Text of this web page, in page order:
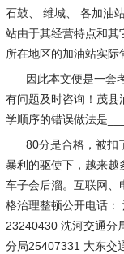
石鼓、 维城、 各加油
站由于其经营特点和其
所在地区的加油站实际
因此本文便是一套
有问题及时咨询！茂县
学顺序的错误做法是
80分是合格，被扣
暴利的驱使下，越来越
车子会后溜。互联网、
格治理整顿公开电话
23240430 沈河交通分
分局25407331 大东交